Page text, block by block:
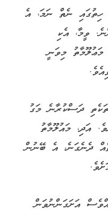
ނެތް ނަމަ، އެ
ވީމާ، އެކި
މިވަނީ
ދަސްކުރާނެ މަގު
އަދި، މައުލޫމާތު
ދެނެގަނެ، އެ ބޭނުން
އަށަގަންނުވަން